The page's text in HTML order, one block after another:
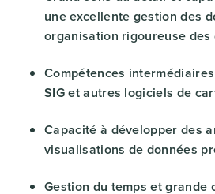
une excellente gestion des
organisation rigoureuse des
Compétences
SIG et autres logiciels de
Capacité à développer des
visualisations de données
Gestion du temps et grande